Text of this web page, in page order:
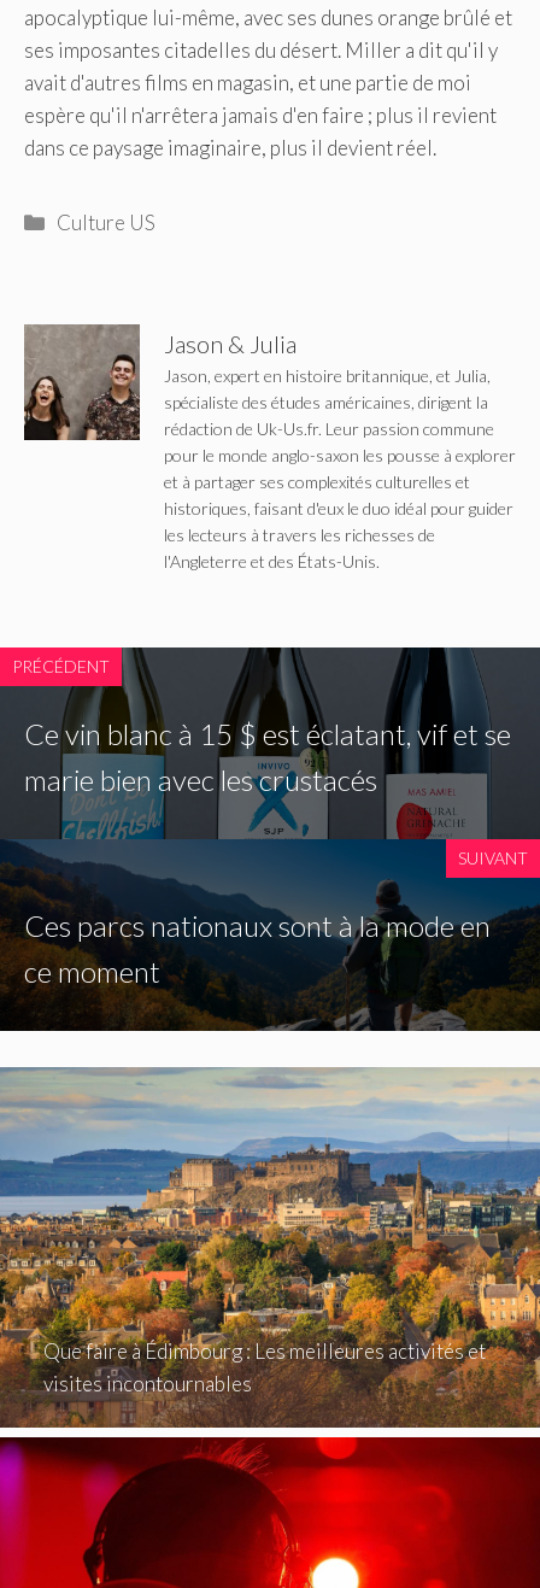
apocalyptique lui-même, avec ses dunes orange brûlé et
ses imposantes citadelles du désert. Miller a dit qu'il y
avait d'autres films en magasin, et une partie de moi
espère qu'il n'arrêtera jamais d'en faire ; plus il revient
dans ce paysage imaginaire, plus il devient réel.
Catégories
Culture US
Jason & Julia
Jason, expert en histoire britannique, et Julia,
spécialiste des études américaines, dirigent la
rédaction de Uk-Us.fr. Leur passion commune
pour le monde anglo-saxon les pousse à explorer
et à partager ses complexités culturelles et
historiques, faisant d'eux le duo idéal pour guider
les lecteurs à travers les richesses de
l'Angleterre et des États-Unis.
PRÉCÉDENT
Ce vin blanc à 15 $ est éclatant, vif et se
marie bien avec les crustacés
SUIVANT
Ces parcs nationaux sont à la mode en
ce moment
Que faire à Édimbourg : Les meilleures activités et
visites incontournables